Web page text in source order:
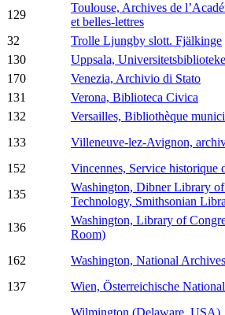
129
Toulouse, Archives de
et belles-lettres
32
Trolle Ljungby slott. Fjälkinge
130
Uppsala,
170
Venezia, Archivio di Stato
131
Verona, Biblioteca Civica
132
Versailles, Bibliothèque
133
Villeneuve-lez-Avignon,
152
Vincennes, Service historique
135
Washington, Dibner Library
Technology, Smithsonian
136
Washington, Library of
Room)
162
Washington, National Archives
137
Wien, Österreichische